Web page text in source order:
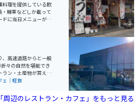
料理を提供している飲
鰻重などしか載って
ドに当日メニューが掲
の中落など鰻以外の
られます。駐車場は
極駐車場も10台分程
の横の駐輪場にも停
、高速道路からと一般
々の自然を堪能でき
ラン・土産物が買える
両方楽しむ事ができ
ェ｜軽食
「周辺のレストラン・カフェ」をもっと見る